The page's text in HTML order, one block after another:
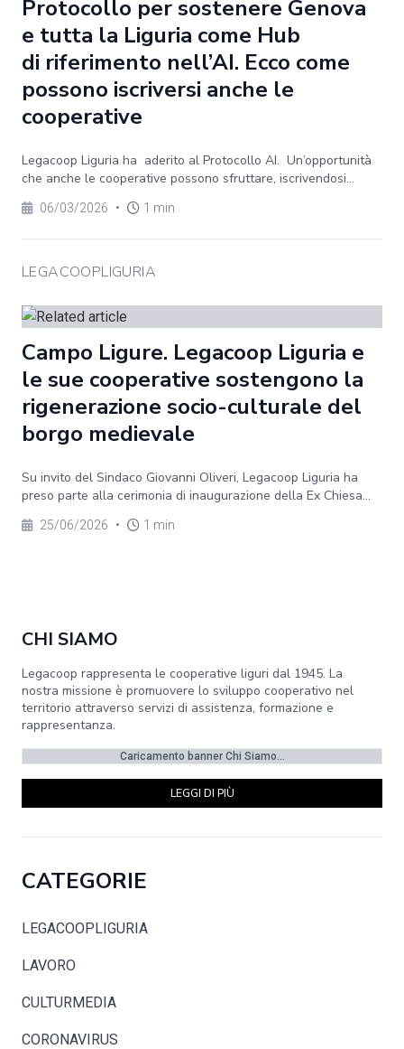
Protocollo per sostenere Genova
e tutta la Liguria come Hub
di riferimento nell’AI. Ecco come
possono iscriversi anche le
cooperative
Legacoop Liguria ha aderito al Protocollo AI. Un’opportunità
che anche le cooperative possono sfruttare, iscrivendosi...
06/03/2026 • 1 min
LEGACOOPLIGURIA
Campo Ligure. Legacoop Liguria e
le sue cooperative sostengono la
rigenerazione socio-culturale del
borgo medievale
Su invito del Sindaco Giovanni Oliveri, Legacoop Liguria ha
preso parte alla cerimonia di inaugurazione della Ex Chiesa...
25/06/2026 • 1 min
CHI SIAMO
Legacoop rappresenta le cooperative liguri dal 1945. La
nostra missione è promuovere lo sviluppo cooperativo nel
territorio attraverso servizi di assistenza, formazione e
rappresentanza.
Caricamento banner Chi Siamo...
LEGGI DI PIÙ
CATEGORIE
LEGACOOPLIGURIA
LAVORO
CULTURMEDIA
CORONAVIRUS